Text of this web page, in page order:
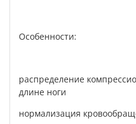
Особенности:
распределение
длине ноги
нормализация